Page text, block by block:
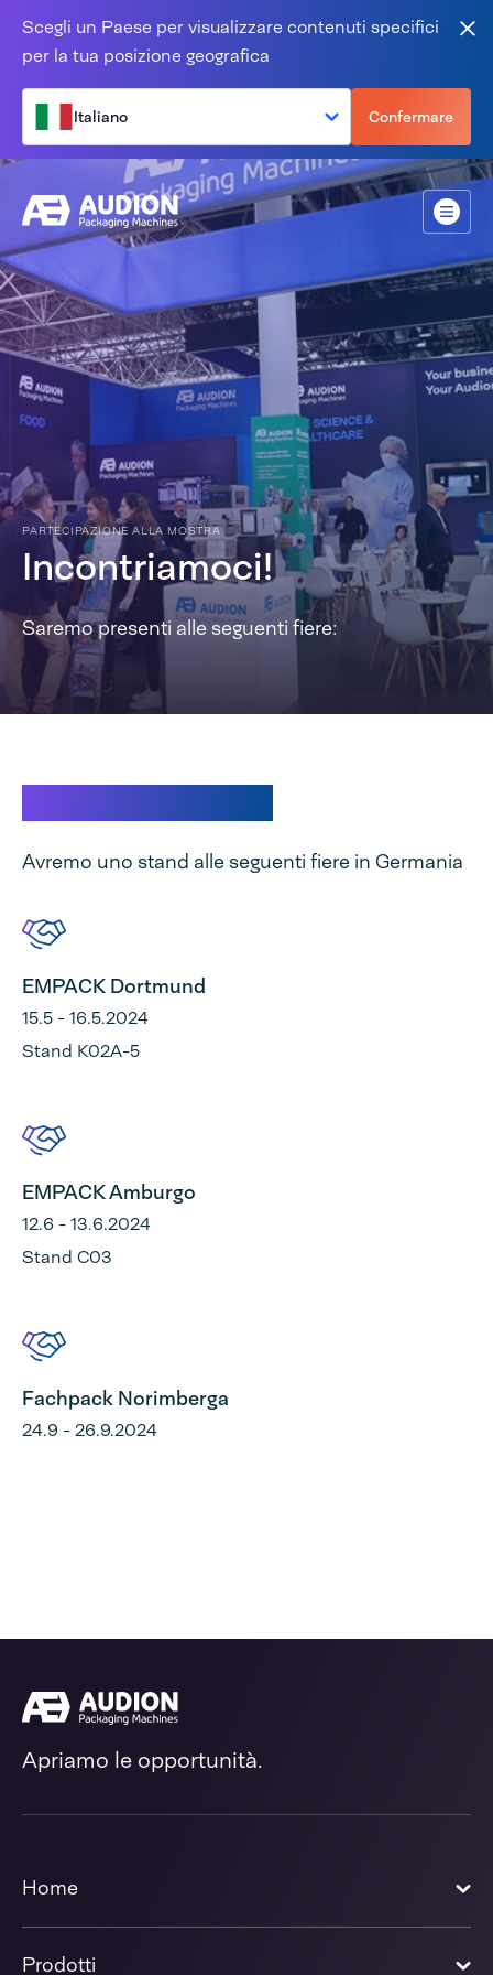
Scegli un Paese per visualizzare contenuti specifici
per la tua posizione geografica
Italiano Confermare
Menù
PARTECIPAZIONE ALLA MOSTRA
Incontriamoci!
Saremo presenti alle seguenti fiere:
Avremo uno stand alle seguenti fiere in Germania
EMPACK Dortmund
15.5 - 16.5.2024
Stand K02A-5
EMPACK Amburgo
12.6 - 13.6.2024
Stand C03
Fachpack Norimberga
24.9 - 26.9.2024
Apriamo le opportunità.
Home
Prodotti